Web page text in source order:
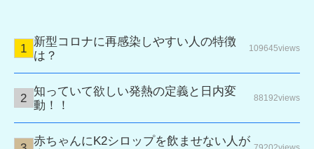
新型コロナに再感染しやすい人の特徴
は？
109645views
知っていて欲しい発熱の定義と日内変
動！！
88192views
赤ちゃんにK2シロップを飲ませない人が